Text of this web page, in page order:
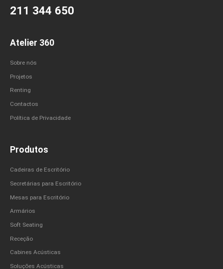
211 344 650
Atelier 360
Sobre nós
Projetos
Renting
Contactos
Política de Privacidade
Produtos
Cadeiras de Escritório
Secretárias para Escritório
Mesas para Escritório
Armários
Soft Seating
Receção
Cabines Acústicas
Soluções Acústicas